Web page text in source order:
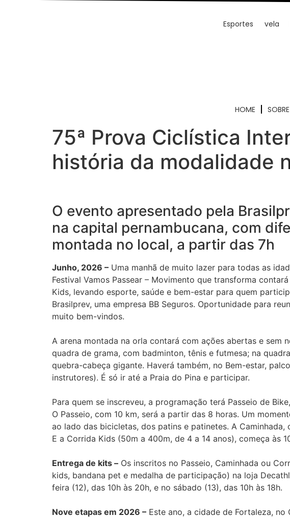
Esportes vela
HOME
75ª Prova Ciclística
história da modalidade
O evento apresentado pela
na capital pernambucana, com
montada no local, a partir das 7h
Junho, 2026 – Uma manhã de muito lazer para todas as
Festival Vamos Passear – Movimento que transforma
Kids, levando esporte, saúde e bem-estar para quem
Brasilprev, uma empresa BB Seguros. Oportunidade para
muito bem-vindos.
A arena montada na orla contará com ações abertas e sem
quadra de grama, com badminton, tênis e futmesa; na
quebra-cabeça gigante. Haverá também, no Bem-estar,
instrutores). É só ir até a Praia do Pina e participar.
Para quem se inscreveu, a programação terá Passeio de
O Passeio, com 10 km, será a partir das 8 horas. Um
ao lado das bicicletas, dos patins e patinetes. A
E a Corrida Kids (50m a 400m, de 4 a 14 anos), começa às
Entrega de kits – Os inscritos no Passeio, Caminhada ou
kids, bandana pet e medalha de participação) na loja
feira (12), das 10h às 20h, e no sábado (13), das 10h às 18h.
Nove etapas em 2026 – Este ano, a cidade de Fortaleza, no